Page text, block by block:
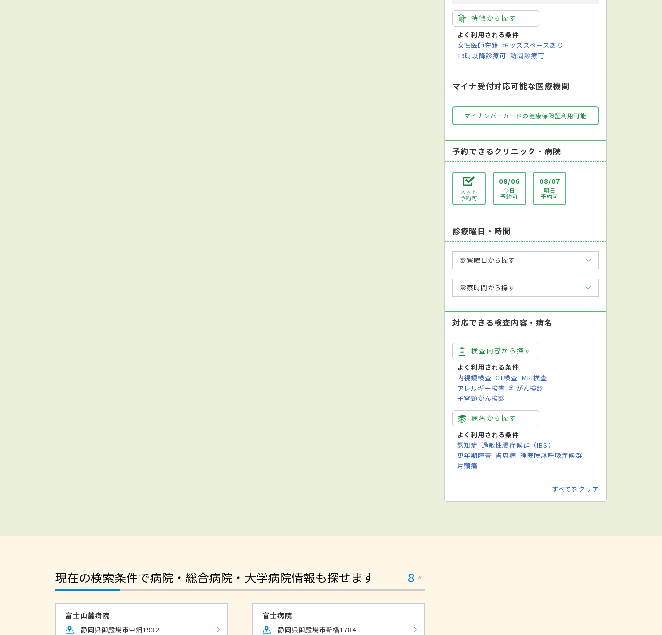
特徴から探す
よく利用される条件
女性医師在籍 キッズスペースあり
19時以降診療可 訪問診療可
マイナ受付対応可能な医療機関
マイナンバーカードの健康保険証利用可能
予約できるクリニック・病院
ネット
予約可
08/06
今日
予約可
08/07
明日
予約可
診療曜日・時間
診察曜日から探す
診察時間から探す
対応できる検査内容・病名
検査内容から探す
よく利用される条件
内視鏡検査 CT検査 MRI検査
アレルギー検査 乳がん検診
子宮頸がん検診
病名から探す
よく利用される条件
認知症 過敏性腸症候群（IBS）
更年期障害 歯周病 睡眠時無呼吸症候群
片頭痛
すべてをクリア
現在の検索条件で病院・総合病院・大学病院情報も探せます 8 件
富士山麓病院
静岡県御殿場市中畑1932
富士病院
静岡県御殿場市新橋1784